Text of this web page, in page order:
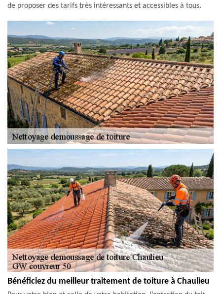
de proposer des tarifs très intéressants et accessibles à tous.
Bénéficiez du meilleur traitement de toiture à Chaulieu